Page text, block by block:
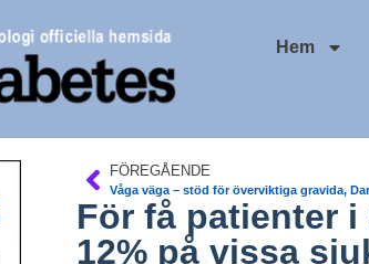
Hem
FÖREGÅENDE
För få patienter
12% på vissa